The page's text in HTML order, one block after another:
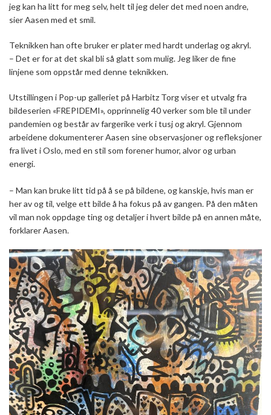
jeg kan ha litt for meg selv, helt til jeg deler det med noen andre,
sier Aasen med et smil.
Teknikken han ofte bruker er plater med hardt underlag og akryl.
– Det er for at det skal bli så glatt som mulig. Jeg liker de fine
linjene som oppstår med denne teknikken.
Utstillingen i Pop-up galleriet på Harbitz Torg viser et utvalg fra
bildeserien «FREPIDEMI», opprinnelig 40 verker som ble til under
pandemien og består av fargerike verk i tusj og akryl. Gjennom
arbeidene dokumenterer Aasen sine observasjoner og refleksjoner
fra livet i Oslo, med en stil som forener humor, alvor og urban
energi.
– Man kan bruke litt tid på å se på bildene, og kanskje, hvis man er
her av og til, velge ett bilde å ha fokus på av gangen. På den måten
vil man nok oppdage ting og detaljer i hvert bilde på en annen måte,
forklarer Aasen.